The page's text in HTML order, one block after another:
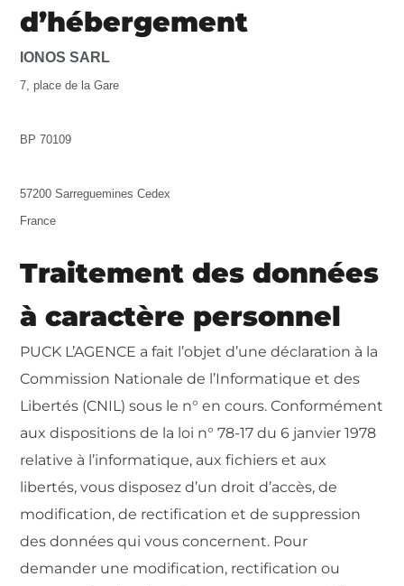
d’hébergement
IONOS SARL
7, place de la Gare
BP 70109
57200 Sarreguemines Cedex
France
Traitement des données
à caractère personnel
PUCK L’AGENCE a fait l’objet d’une déclaration à la
Commission Nationale de l’Informatique et des
Libertés (CNIL) sous le n° en cours. Conformément
aux dispositions de la loi n° 78-17 du 6 janvier 1978
relative à l’informatique, aux fichiers et aux
libertés, vous disposez d’un droit d’accès, de
modification, de rectification et de suppression
des données qui vous concernent. Pour
demander une modification, rectification ou